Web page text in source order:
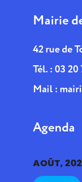
Mairie
42 rue de
Tél. : 03 20
Mail :
Agenda
AOÛT,